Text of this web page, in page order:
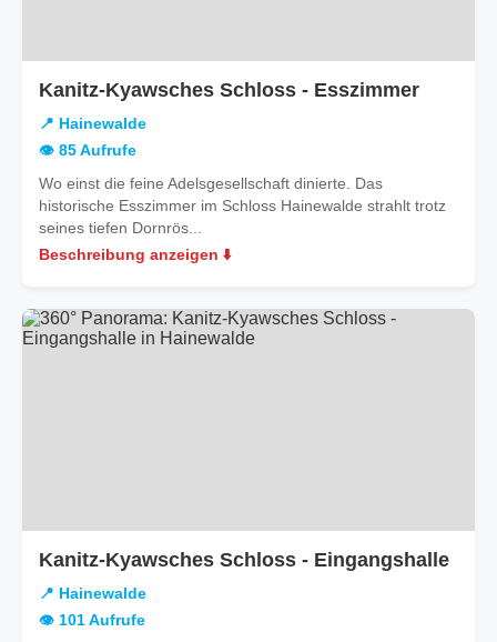
Kanitz-Kyawsches Schloss - Esszimmerin
📍 Hainewalde
👁️ 85 Aufrufe
Wo einst die feine Adelsgesellschaft dinierte. Das
historische Esszimmer im Schloss Hainewalde strahlt trotz
seines tiefen Dornrös...
Beschreibung anzeigen ⬇️
Kanitz-Kyawsches Schloss - Eingangshallein
📍 Hainewalde
👁️ 101 Aufrufe